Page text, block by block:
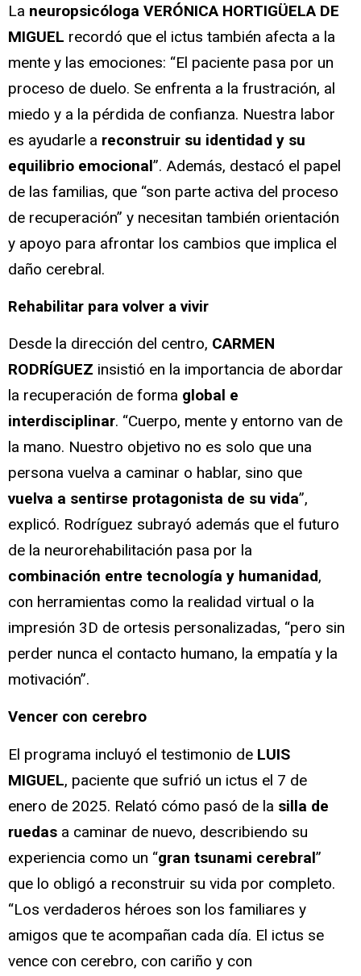
La neuropsicóloga VERÓNICA HORTIGÜELA DE
MIGUEL recordó que el ictus también afecta a la
mente y las emociones: “El paciente pasa por un
proceso de duelo. Se enfrenta a la frustración, al
miedo y a la pérdida de confianza. Nuestra labor
es ayudarle a reconstruir su identidad y su
equilibrio emocional”. Además, destacó el papel
de las familias, que “son parte activa del proceso
de recuperación” y necesitan también orientación
y apoyo para afrontar los cambios que implica el
daño cerebral.
Rehabilitar para volver a vivir
Desde la dirección del centro, CARMEN
RODRÍGUEZ insistió en la importancia de abordar
la recuperación de forma global e
interdisciplinar. “Cuerpo, mente y entorno van de
la mano. Nuestro objetivo no es solo que una
persona vuelva a caminar o hablar, sino que
vuelva a sentirse protagonista de su vida”,
explicó. Rodríguez subrayó además que el futuro
de la neurorehabilitación pasa por la
combinación entre tecnología y humanidad,
con herramientas como la realidad virtual o la
impresión 3D de ortesis personalizadas, “pero sin
perder nunca el contacto humano, la empatía y la
motivación”.
Vencer con cerebro
El programa incluyó el testimonio de LUIS
MIGUEL, paciente que sufrió un ictus el 7 de
enero de 2025. Relató cómo pasó de la silla de
ruedas a caminar de nuevo, describiendo su
experiencia como un “gran tsunami cerebral”
que lo obligó a reconstruir su vida por completo.
“Los verdaderos héroes son los familiares y
amigos que te acompañan cada día. El ictus se
vence con cerebro, con cariño y con